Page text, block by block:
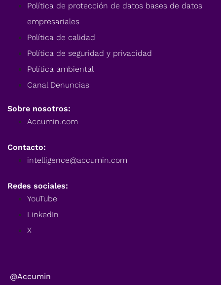
Política de protección de datos bases de datos
empresariales
Política de calidad
Política de seguridad y privacidad
Política ambiental
Canal Denuncias
Sobre nosotros:
Accumin.com
Contacto:
intelligence@accumin.com
Redes sociales:
YouTube
LinkedIn
X
@Accumin